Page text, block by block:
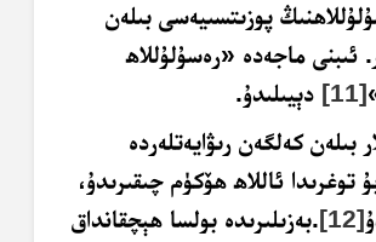
پوزىتسىيەسىبىلەن
ئىبنى ماجەدە «رەسۇلۇللاھ
[11] دېيىلىدۇ.
بىلەن كەلگەن رىۋايەتلەردە
توغرىدا ئاللاھ ھۆكۈم چىقىرىدۇ،
[12]
.بەزىلىرىدە بولسا ھېچقانداق